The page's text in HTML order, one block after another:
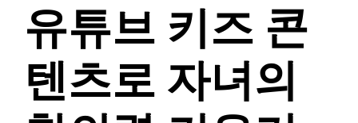
유튜브 키즈 콘
텐츠로 자녀의